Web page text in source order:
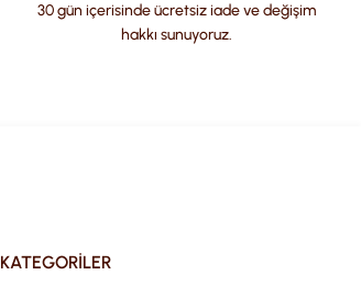
30 gün içerisinde ücretsiz iade ve değişim
hakkı sunuyoruz.
KATEGORİLER